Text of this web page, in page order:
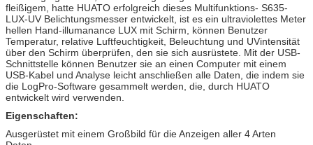
fleißigem, hatte HUATO erfolgreich dieses Multifunktions- S635-
LUX-UV Belichtungsmesser entwickelt, ist es ein ultraviolettes Meter
hellen Hand-illumanance LUX mit Schirm, können Benutzer
Temperatur, relative Luftfeuchtigkeit, Beleuchtung und UVintensität
über den Schirm überprüfen, den sie sich ausrüstete. Mit der USB-
Schnittstelle können Benutzer sie an einen Computer mit einem
USB-Kabel und Analyse leicht anschließen alle Daten, die indem sie
die LogPro-Software gesammelt werden, die, durch HUATO
entwickelt wird verwenden.
Eigenschaften:
Ausgerüstet mit einem Großbild für die Anzeigen aller 4 Arten